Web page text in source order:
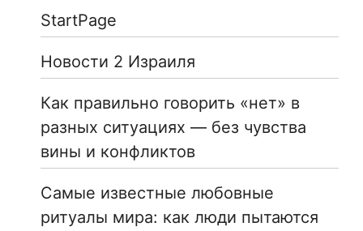
StartPage
Новости 2 Израиля
Как правильно говорить «нет» в
разных ситуациях — без чувства
вины и конфликтов
Самые известные любовные
ритуалы мира: как люди пытаются